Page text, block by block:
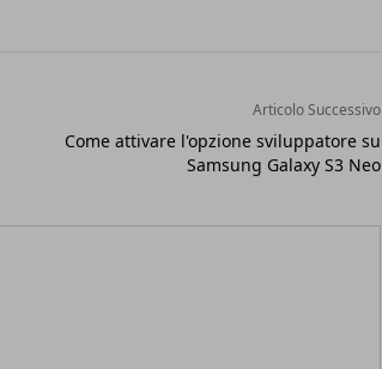
Articolo Successivo
Come attivare l'opzione sviluppatore su
Samsung Galaxy S3 Neo